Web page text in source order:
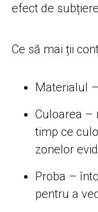
efect de
Ce să mai ții
Materialul
Culoarea –
timp ce
zonelor
Proba –
pentru a